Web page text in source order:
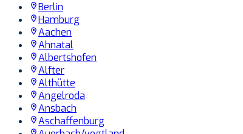
Berlin
Hamburg
Aachen
Ahnatal
Albertshofen
Alfter
Althütte
Angelroda
Ansbach
Aschaffenburg